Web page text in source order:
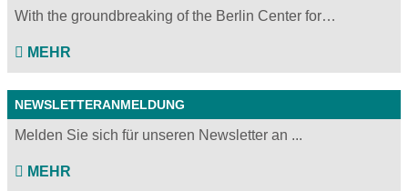
With the groundbreaking of the Berlin Center for…
MEHR
NEWSLETTERANMELDUNG
Melden Sie sich für unseren Newsletter an ...
MEHR